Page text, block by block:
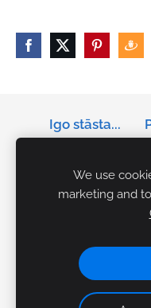
Igo stāsta...
Rezervācijas
We use
marketing and